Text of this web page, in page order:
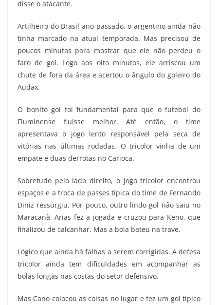
disse o atacante.
Artilheiro do Brasil ano passado, o argentino ainda não
tinha marcado na atual temporada. Mas precisou de
poucos minutos para mostrar que ele não perdeu o
faro de gol. Logo aos oito minutos, ele arriscou um
chute de fora da área e acertou o ângulo do goleiro do
Audax.
O bonito gol foi fundamental para que o futebol do
Fluminense fluísse melhor. Até então, o time
apresentava o jogo lento responsável pela seca de
vitórias nas últimas rodadas. O tricolor vinha de um
empate e duas derrotas no Carioca.
Sobretudo pelo lado direito, o jogo tricolor encontrou
espaços e a troca de passes típica do time de Fernando
Diniz ressurgiu. Por pouco, outro lindo gol não saiu no
Maracanã. Arias fez a jogada e cruzou para Keno, que
finalizou de calcanhar. Mas a bola bateu na trave.
Lógico que ainda há falhas a serem corrigidas. A defesa
tricolor ainda tem dificuldades em acompanhar as
bolas longas nas costas do setor defensivo.
Mas Cano colocou as coisas no lugar e fez um gol típico